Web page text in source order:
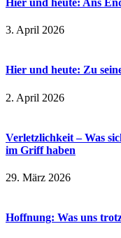
3. April 2026
Hier und heute: Zu
2. April 2026
Verletzlichkeit – Was
im Griff haben
29. März 2026
Hoffnung: Was uns